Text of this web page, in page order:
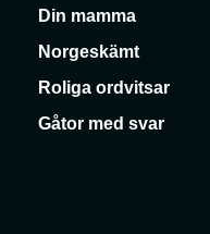
Din mamma
Norgeskämt
Roliga ordvitsar
Gåtor med svar